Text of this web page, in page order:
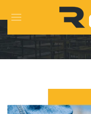
Skip to main content